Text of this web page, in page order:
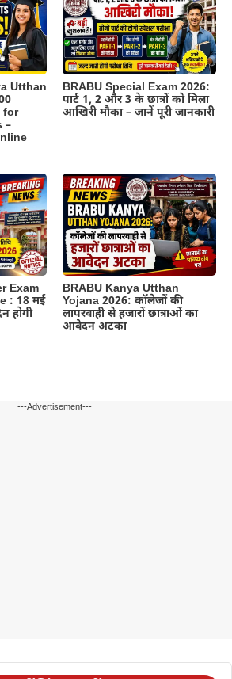
Utthan
for
–
BRABU Special Exam 2026:
पार्ट 1, 2 और 3 के छात्रों को मिला
आखिरी मौका – जानें पूरी जानकारी
Exam
: 18 मई
होगी
BRABU Kanya Utthan
Yojana 2026: कॉलेजों की
लापरवाही से हजारों छात्राओं का
आवेदन अटका
---Advertisement---